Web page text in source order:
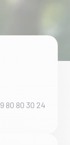
80 80 30 24